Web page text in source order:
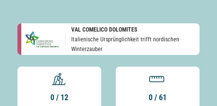
VAL COMELICO DOLOMITES
Italienische Ursprünglichkeit trifft nordischen
Winterzauber
0 / 12 0 / 61